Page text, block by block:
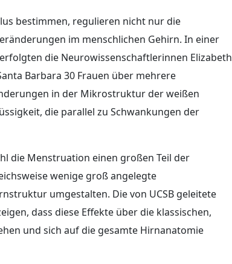
bestimmen, regulieren nicht nur die
im menschlichen Gehirn. In einer
die Neurowissenschaftlerinnen Elizabeth
Barbara 30 Frauen über mehrere
in der Mikrostruktur der weißen
die parallel zu Schwankungen der
die Menstruation einen großen Teil der
wenige groß angelegte
umgestalten. Die von UCSB geleitete
dass diese Effekte über die klassischen,
und sich auf die gesamte Hirnanatomie